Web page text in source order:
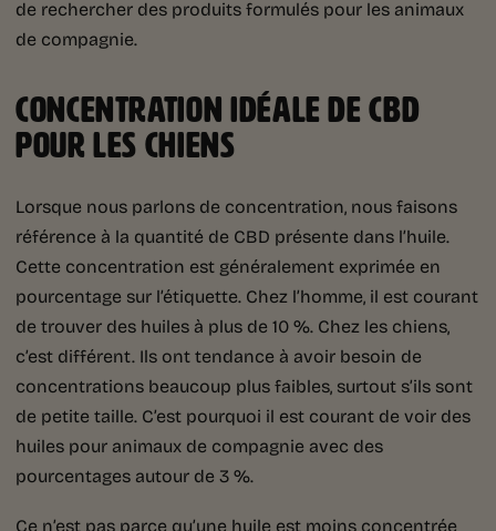
de rechercher des produits formulés pour les animaux
de compagnie.
CONCENTRATION IDÉALE DE CBD
POUR LES CHIENS
Lorsque nous parlons de concentration, nous faisons
référence à la quantité de CBD présente dans l’huile.
Cette concentration est généralement exprimée en
pourcentage sur l’étiquette. Chez l’homme, il est courant
de trouver des huiles à plus de 10 %. Chez les chiens,
c’est différent. Ils ont tendance à avoir besoin de
concentrations beaucoup plus faibles, surtout s’ils sont
de petite taille. C’est pourquoi il est courant de voir des
huiles pour animaux de compagnie avec des
pourcentages autour de 3 %.
Ce n’est pas parce qu’une huile est moins concentrée